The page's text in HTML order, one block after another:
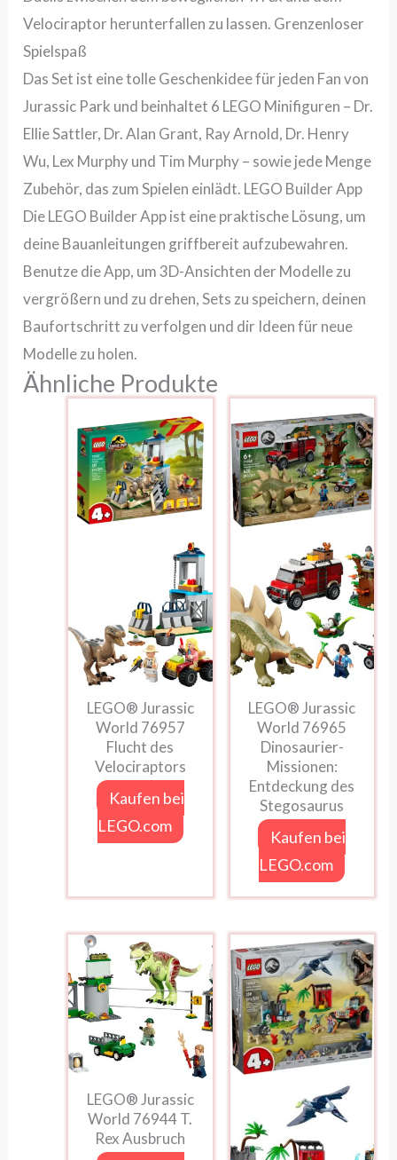
Velociraptor herunterfallen zu lassen. Grenzenloser
Spielspaß
Das Set ist eine tolle Geschenkidee für jeden Fan von
Jurassic Park und beinhaltet 6 LEGO Minifiguren – Dr.
Ellie Sattler, Dr. Alan Grant, Ray Arnold, Dr. Henry
Wu, Lex Murphy und Tim Murphy – sowie jede Menge
Zubehör, das zum Spielen einlädt. LEGO Builder App
Die LEGO Builder App ist eine praktische Lösung, um
deine Bauanleitungen griffbereit aufzubewahren.
Benutze die App, um 3D-Ansichten der Modelle zu
vergrößern und zu drehen, Sets zu speichern, deinen
Baufortschritt zu verfolgen und dir Ideen für neue
Modelle zu holen.
Ähnliche Produkte
LEGO® Jurassic
World 76957
Flucht des
Velociraptors
Kaufen bei
LEGO.com
LEGO® Jurassic
World 76965
Dinosaurier-
Missionen:
Entdeckung des
Stegosaurus
Kaufen bei
LEGO.com
LEGO® Jurassic
World 76944 T.
Rex Ausbruch